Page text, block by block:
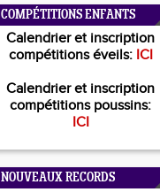
COMPÉTITIONS ENFANTS
Calendrier et inscription
compétitions éveils: ICI
Calendrier et inscription
compétitions poussins:
ICI
NOUVEAUX RECORDS